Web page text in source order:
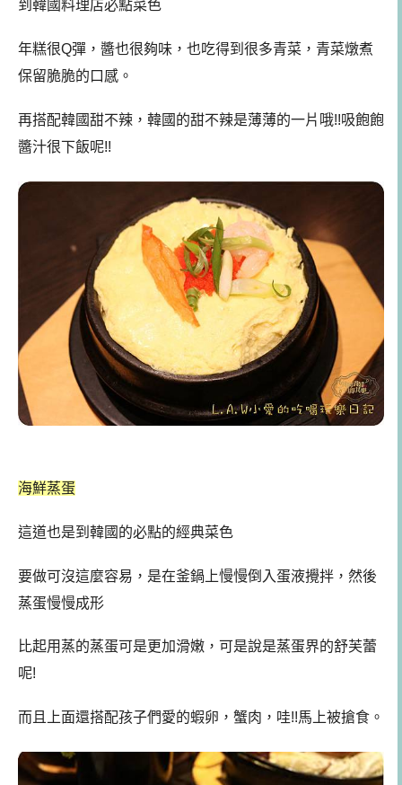
到韓國料理店必點菜色
年糕很Q彈，醬也很夠味，也吃得到很多青菜，青菜燉煮
保留脆脆的口感。
再搭配韓國甜不辣，韓國的甜不辣是薄薄的一片哦!!吸飽飽
醬汁很下飯呢!!
海鮮蒸蛋
這道也是到韓國的必點的經典菜色
要做可沒這麼容易，是在釜鍋上慢慢倒入蛋液攪拌，然後
蒸蛋慢慢成形
比起用蒸的蒸蛋可是更加滑嫩，可是說是蒸蛋界的舒芙蕾
呢!
而且上面還搭配孩子們愛的蝦卵，蟹肉，哇!!馬上被搶食。